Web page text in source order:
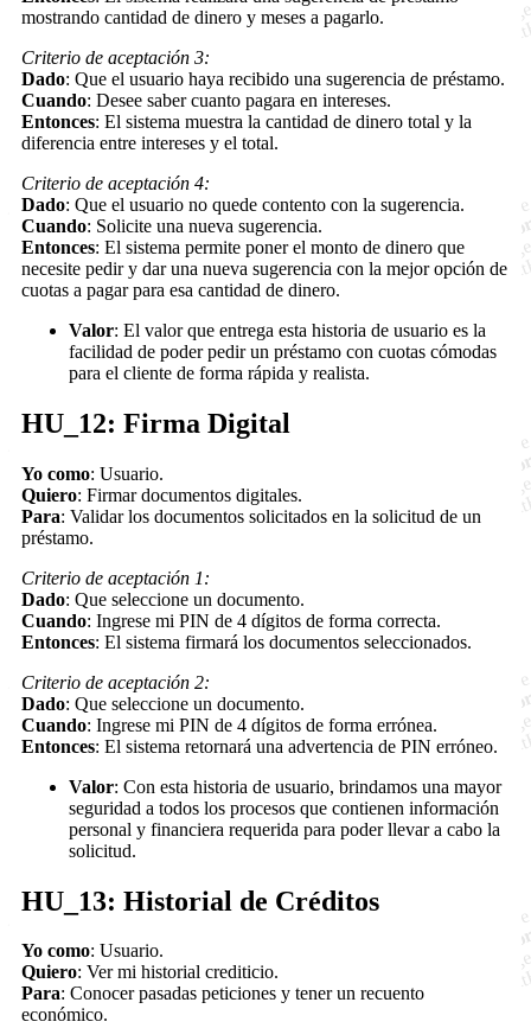
mostrando cantidad de dinero y meses a pagarlo.
Criterio de aceptación 3:
Dado: Que el usuario haya recibido una sugerencia de préstamo.
Cuando: Desee saber cuanto pagara en intereses.
Entonces: El sistema muestra la cantidad de dinero total y la
diferencia entre intereses y el total.
Criterio de aceptación 4:
Dado: Que el usuario no quede contento con la sugerencia.
Cuando: Solicite una nueva sugerencia.
Entonces: El sistema permite poner el monto de dinero que
necesite pedir y dar una nueva sugerencia con la mejor opción de
cuotas a pagar para esa cantidad de dinero.
Valor: El valor que entrega esta historia de usuario es la
facilidad de poder pedir un préstamo con cuotas cómodas
para el cliente de forma rápida y realista.
HU_12: Firma Digital
Yo como: Usuario.
Quiero: Firmar documentos digitales.
Para: Validar los documentos solicitados en la solicitud de un
préstamo.
Criterio de aceptación 1:
Dado: Que seleccione un documento.
Cuando: Ingrese mi PIN de 4 dígitos de forma correcta.
Entonces: El sistema firmará los documentos seleccionados.
Criterio de aceptación 2:
Dado: Que seleccione un documento.
Cuando: Ingrese mi PIN de 4 dígitos de forma errónea.
Entonces: El sistema retornará una advertencia de PIN erróneo.
Valor: Con esta historia de usuario, brindamos una mayor
seguridad a todos los procesos que contienen información
personal y financiera requerida para poder llevar a cabo la
solicitud.
HU_13: Historial de Créditos
Yo como: Usuario.
Quiero: Ver mi historial crediticio.
Para: Conocer pasadas peticiones y tener un recuento
económico.